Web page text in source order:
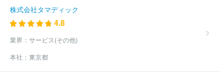
株式会社タマディック
4.8
業界： サービス(その他)
本社： 東京都